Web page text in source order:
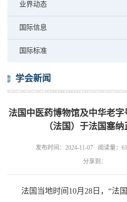
业界动态
国际信息
国际标准
学会新闻
法国中医药博物馆及中华老
（法国）于法国塞
发布时间：2024-11-07 阅读量：
分享到：
法国当地时间10月28日，“法国